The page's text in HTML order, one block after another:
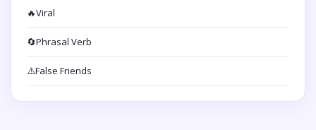
🔥Viral
🔄Phrasal Verb
⚠️False Friends